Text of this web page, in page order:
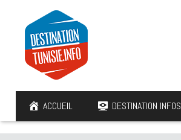
ACCUEIL DESTINATION INFOS